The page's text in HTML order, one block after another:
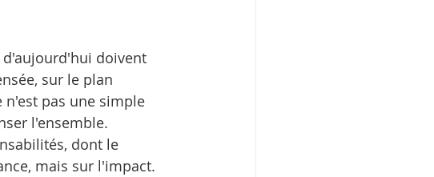
d'aujourd'hui doivent
sur le plan
pas une simple
l'ensemble.
dont le
mais sur l'impact.